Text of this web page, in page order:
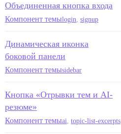
Объединенная кнопка входа
Компонент темыlogin signup
Динамическая иконка
боковой панели
Компонент темыsidebar
Кнопка «Отрывки тем и AI-
резюме»
Компонент темыai topic-list-excerpts